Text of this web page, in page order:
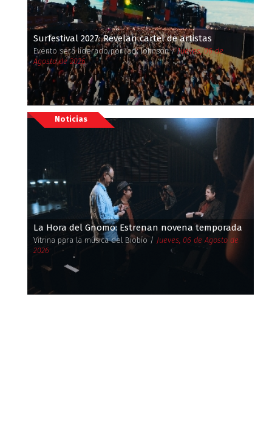
Surfestival 2027: Revelan cartel de artistas
Evento será liderado por Jack Johnson /Jueves, 06 de
Agosto de 2026
Noticias
La Hora del Gnomo: Estrenan novena temporada
Vitrina para la música del Biobío / Jueves, 06 de Agosto de
2026